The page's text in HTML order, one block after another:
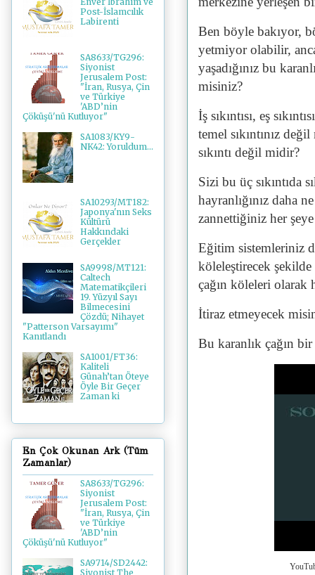
Ben böyle bakıyor,
yetmiyor olabilir,
yaşadığınız bu
misiniz?
İş sıkıntısı, eş
temel sıkıntınız
sıkıntı değil midir?
Sizi bu üç sıkıntıda
hayranlığınız daha
zannettiğiniz her
Eğitim sistemleriniz
köleleştirecek
çağın köleleri olarak
İtiraz etmeyecek
Bu karanlık çağın
Post-İslamcılık
Labirenti
SA8633/TG296:
Siyonist
Jerusalem Post:
"İran, Rusya, Çin
ve Türkiye
'ABD’nin
Çöküşü'nü Kutluyor"
SA1083/KY9-
NK42: Yoruldum...
SA10293/MT182:
Japonya'nın Seks
Kültürü
Hakkındaki
Gerçekler
SA9998/MT121:
Caltech
Matematikçileri
19. Yüzyıl Sayı
Bilmecesini
Çözdü; Nihayet
"Patterson Varsayımı"
Kanıtlandı
SA1001/FT36:
Kaliteli
Günah’tan Öteye
Öyle Bir Geçer
Zaman ki
En Çok Okunan Ark (Tüm
Zamanlar)
SA8633/TG296:
Siyonist
Jerusalem Post:
"İran, Rusya, Çin
ve Türkiye
'ABD’nin
Çöküşü'nü Kutluyor"
SA9714/SD2442:
Siyonist The